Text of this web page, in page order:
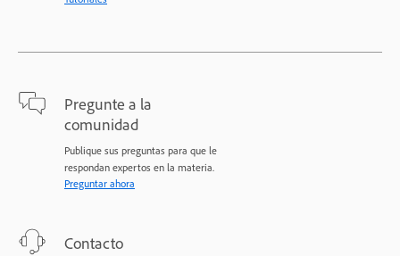
Pregunte a la
comunidad
Publique sus preguntas para que le
respondan expertos en la materia.
Preguntar ahora
Contacto